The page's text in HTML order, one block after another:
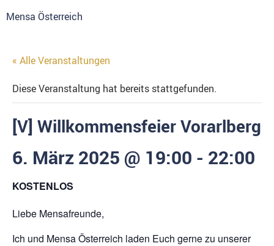
Mensa Österreich
« Alle Veranstaltungen
Diese Veranstaltung hat bereits stattgefunden.
[V] Willkommensfeier Vorarlberg
6. März 2025 @ 19:00 - 22:00
KOSTENLOS
Liebe Mensafreunde,
Ich und Mensa Österreich laden Euch gerne zu unserer